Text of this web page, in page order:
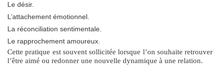
Le désir.
L’attachement émotionnel.
La réconciliation sentimentale.
Le rapprochement amoureux.
Cette pratique est souvent sollicitée lorsque l’on souhaite retrouver
l’être aimé ou redonner une nouvelle dynamique à une relation.